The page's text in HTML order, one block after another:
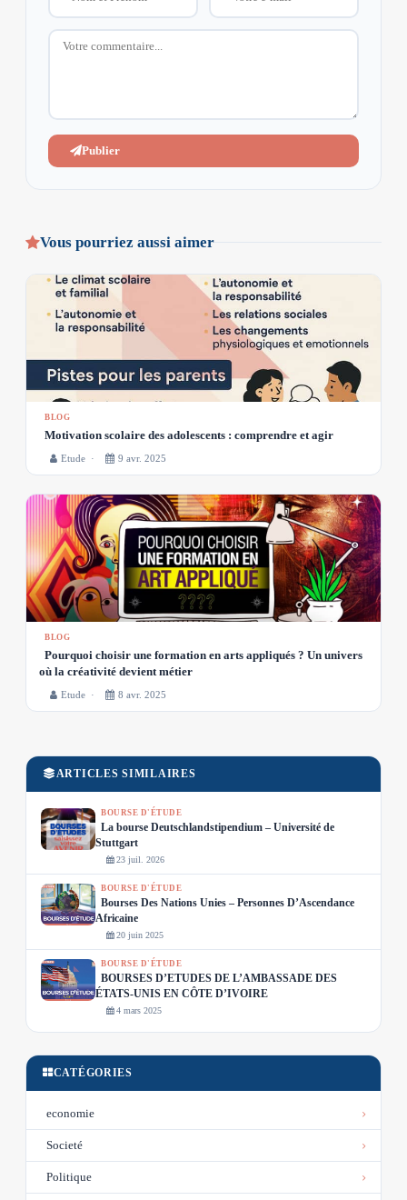
Publier
Vous pourriez aussi aimer
BLOG
Motivation scolaire des adolescents : comprendre et agir
Etude · 9 avr. 2025
BLOG
Pourquoi choisir une formation en arts appliqués ? Un univers
où la créativité devient métier
Etude · 8 avr. 2025
ARTICLES SIMILAIRES
BOURSE D'ÉTUDE
La bourse Deutschlandstipendium – Université de
Stuttgart
23 juil. 2026
BOURSE D'ÉTUDE
Bourses Des Nations Unies – Personnes D’Ascendance
Africaine
20 juin 2025
BOURSE D'ÉTUDE
BOURSES D’ETUDES DE L’AMBASSADE DES
ÉTATS-UNIS EN CÔTE D’IVOIRE
4 mars 2025
CATÉGORIES
economie
Societé
Politique